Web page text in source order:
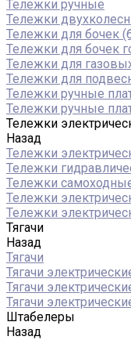
Тележки ручные
Тележки
Тележки для бочек
Тележки для бочек
Тележки для
Тележки для
Тележки ручные
Тележки ручные
Тележки
Назад
Тележки
Тележки
Тележки
Тележки
Тележки
Тягачи
Назад
Тягачи
Тягачи
Тягачи
Тягачи
Штабелеры
Назад